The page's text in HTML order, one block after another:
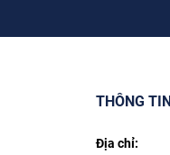
THÔNG TIN
Địa chỉ: